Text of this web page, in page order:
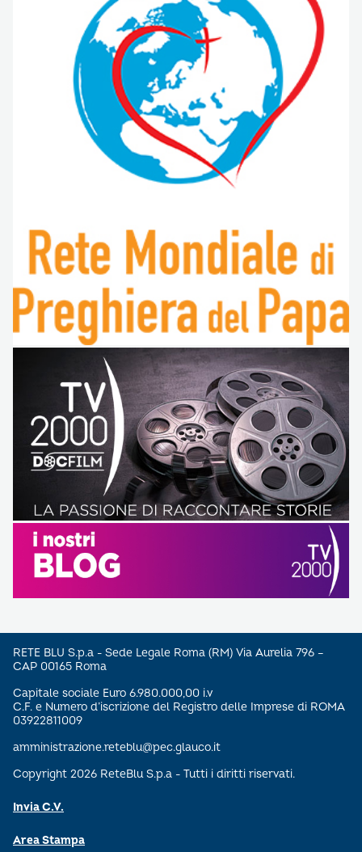
RETE BLU S.p.a - Sede Legale Roma (RM) Via Aurelia 796 –
CAP 00165 Roma
Capitale sociale Euro 6.980.000,00 i.v
C.F. e Numero d’iscrizione del Registro delle Imprese di ROMA
03922811009
amministrazione.reteblu@pec.glauco.it
Copyright 2026 ReteBlu S.p.a - Tutti i diritti riservati.
Invia C.V.
Area Stampa